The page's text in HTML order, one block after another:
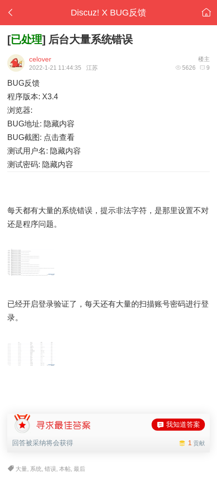
Discuz! X BUG反馈
[已处理] 后台大量系统错误
楼主
celover
5626 9
2022-1-21 11:44:35 江苏
BUG反馈
程序版本: X3.4
浏览器:
BUG地址: 隐藏内容
BUG截图: 点击查看
测试用户名: 隐藏内容
测试密码: 隐藏内容
每天都有大量的系统错误，提示非法字符，是那里设置不对
还是程序问题。
已经开启登录验证了，每天还有大量的扫描账号密码进行登
录。
我知道答案
1 贡献
回答被采纳将会获得
大量, 系统,错误,本帖,最后